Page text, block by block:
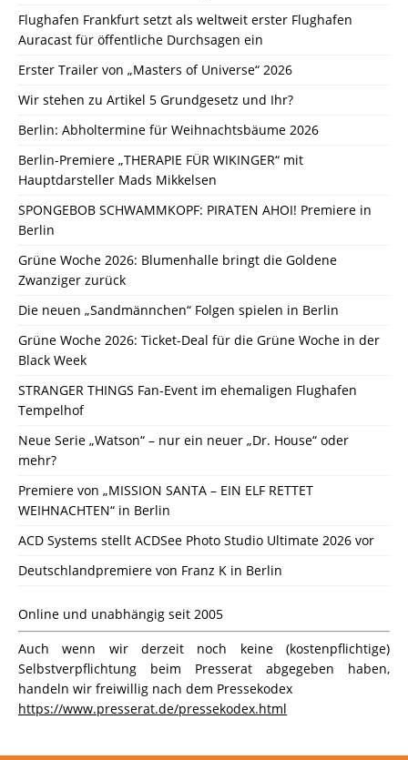
Flughafen Frankfurt setzt als weltweit erster Flughafen
Auracast für öffentliche Durchsagen ein
Erster Trailer von „Masters of Universe“ 2026
Wir stehen zu Artikel 5 Grundgesetz und Ihr?
Berlin: Abholtermine für Weihnachtsbäume 2026
Berlin-Premiere „THERAPIE FÜR WIKINGER“ mit
Hauptdarsteller Mads Mikkelsen
SPONGEBOB SCHWAMMKOPF: PIRATEN AHOI! Premiere in
Berlin
Grüne Woche 2026: Blumenhalle bringt die Goldene
Zwanziger zurück
Die neuen „Sandmännchen“ Folgen spielen in Berlin
Grüne Woche 2026: Ticket-Deal für die Grüne Woche in der
Black Week
STRANGER THINGS Fan-Event im ehemaligen Flughafen
Tempelhof
Neue Serie „Watson“ – nur ein neuer „Dr. House“ oder
mehr?
Premiere von „MISSION SANTA – EIN ELF RETTET
WEIHNACHTEN“ in Berlin
ACD Systems stellt ACDSee Photo Studio Ultimate 2026 vor
Deutschlandpremiere von Franz K in Berlin
Online und unabhängig seit 2005
Auch wenn wir derzeit noch keine (kostenpflichtige)
Selbstverpflichtung beim Presserat abgegeben haben,
handeln wir freiwillig nach dem Pressekodex
https://www.presserat.de/pressekodex.html